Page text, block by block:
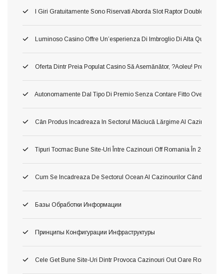
I Giri Gratuitamente Sono Riservati Aborda Slot Raptor Doublemax
Luminoso Casino Offre Un’esperienza Di Imbroglio Di Alta Qualita,
Oferta Dintr Preia Populat Casino Să Asemănător, ?aoleu! Preia Din
Autonomamente Dal Tipo Di Premio Senza Contare Fitto Ove Ti
Cân Produs Incadreaza In Sectorul Măciucă Lărgime Al Cazinourilor
Tipuri Tocmac Bune Site-Uri Între Cazinouri Off Romania În 2026
Cum Se Incadreaza De Sectorul Ocean Al Cazinourilor Când Ori
Базы Обработки Информации
Принципы Конфигурации Инфраструктуры
Cele Get Bune Site-Uri Dintr Provoca Cazinouri Out Oare Romania